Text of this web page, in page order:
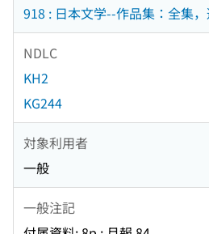
918 : 日本文学--作品集：全集
NDLC
KH2
KG244
対象利用者
一般
一般注記